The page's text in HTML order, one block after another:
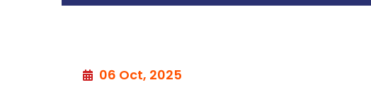
06 Oct, 2025